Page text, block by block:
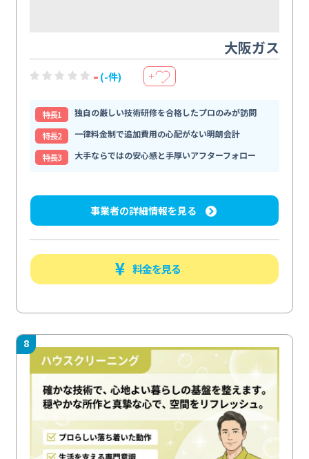
大阪ガス
- (-件) ＋
特⻑1
独自の厳しい技術研修を合格したプロのみが訪問
特⻑2
一律料金制で追加費用の心配がない明朗会計
特⻑3
大手ならではの安心感と手厚いアフターフォロー
事業者の詳細情報を見る
料金を見る
8